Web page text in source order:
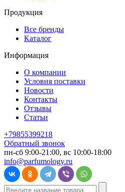
Продукция
Все бренды
Каталог
Информация
О компании
Условия поставки
Новости
Контакты
Отзывы
Статьи
+79855399218
Обратный звонок
пн-сб 9:00-21:00, вс 10:00-18:00
info@parfumology.ru